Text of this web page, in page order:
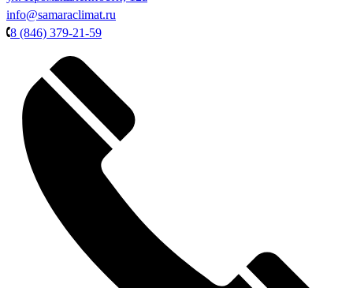
info@samaraclimat.ru
8 (846) 379-21-59